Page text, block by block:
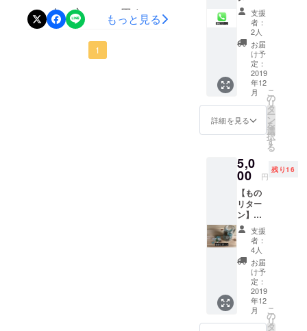
コミュニティ広場 →(自分の
夢である)水をきれいにする
文化を作るための活動へと
に20名の方183000円まで支
援金集まりました。本当に
ありがとうございます！残
もっと見る
1
コ、カ
ンナ、
あらゆ
る工具
を使っ
てリノ
ベー
ション
の助手
をして
頂きま
ト成立
後、非
Facebo
okグ
ループ
に招待
しま
す。週
末の具
体的な
スケ
ジュー
ルの共
有、コ
ミュニ
ン】悩
み相談
受けま
す。
DIYにつ
いて。
2拠点生
活につ
いて。
田舎暮
らしに
つい
でも、
どんな
悩みで
も、ア
ドバイ
スと言
うより
私も挑
戦中の
身です
ので、
それで
いいん
だと！
少しで
も挑戦
支援
者：
2人
お届
け予
定：
2019
年12
月
詳細を見る
こ
の
リ
タ
ー
ン
を
選
択
す
る
5,0
00 円
残り16
【もの
リター
ン】
シーグ
ラスor
流木を
お届け
海の宝
石シー
グラス
500ml
のメイ
支援
者：
4人
お届
け予
定：
2019
年12
月
こ
の
リ
タ